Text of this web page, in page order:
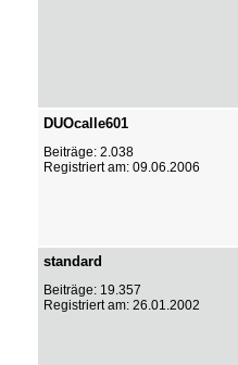
DUOcalle601
Beiträge: 2.038
Registriert am: 09.06.2006
standard
Beiträge: 19.357
Registriert am: 26.01.2002